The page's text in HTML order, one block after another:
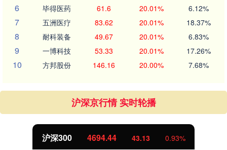
6 毕得医药 61.6 20.01% 6.12%
7 五洲医疗 83.62 20.01% 18.37%
8 耐科装备 49.67 20.01% 6.83%
9 一博科技 53.33 20.01% 17.26%
10 方邦股份 146.16 20.00% 7.68%
沪深京行情 实时轮播
沪深300 4694.44 43.13 0.93%